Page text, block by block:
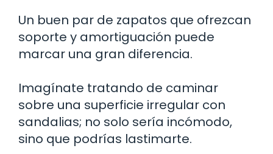
Un buen par de zapatos que ofrezcan
soporte y amortiguación puede
marcar una gran diferencia.
Imagínate tratando de caminar
sobre una superficie irregular con
sandalias; no solo sería incómodo,
sino que podrías lastimarte.